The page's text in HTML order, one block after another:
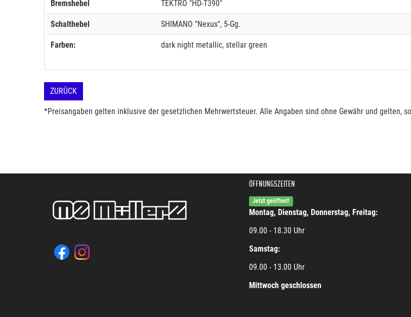
Bremshebel TEKTRO "HD-T390"
Schalthebel SHIMANO "Nexus", 5-Gg.
Farben: dark night metallic, stellar green
ZURÜCK
*Preisangaben gelten inklusive der gesetzlichen Mehrwertsteuer. Alle Angaben sind ohne Gewähr und gelten,
ÖFFNUNGSZEITEN
Jetzt geöffnet!
Montag, Dienstag, Donnerstag, Freitag:
09.00 - 18.30 Uhr
Samstag:
09.00 - 13.00 Uhr
Mittwoch geschlossen